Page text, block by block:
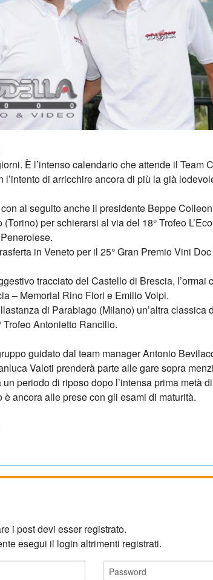
È l’intenso calendario che attende il Team
l’intento di arricchire ancora di più la già
al seguito anche il presidente Beppe
per schierarsi al via del 18° Trofeo
in Veneto per il 25° Gran Premio Vini
tracciato del Castello di Brescia, l’ormai
– Memorial Rino Fiori e Emilio Volpi.
di Parabiago (Milano) un’altra classica
Antonietto Rancilio.
guidato dal team manager Antonio
Valoti prenderà parte alle gare sopra
periodo di riposo dopo l’intensa prima metà
è ancora alle prese con gli esami di maturità.
i post devi esser registrato.
esegui il login altrimenti registrati.
#334